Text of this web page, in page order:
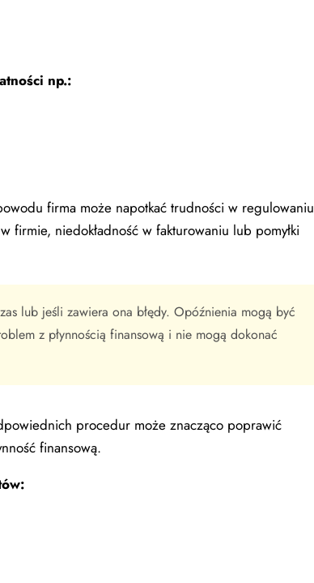
np.:
firma może napotkać trudności w regulowaniu
niedokładność w fakturowaniu lub pomyłki
lub jeśli zawiera ona błędy. Opóźnienia mogą być
z płynnością finansową i nie mogą dokonać
procedur może znacząco poprawić
finansową.